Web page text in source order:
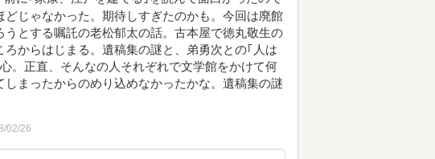
じゃなかった。期待しすぎたのかも。今回は廃館
とする嘱託の老松郁太の話。古本屋で徳丸敬生の
からはじまる。遺稿集の謎と、弟勇次との｢人は
。正直、そんなの人それぞれで文学館をかけて何
まったからのめり込めなかったかな。遺稿集の謎
02/26